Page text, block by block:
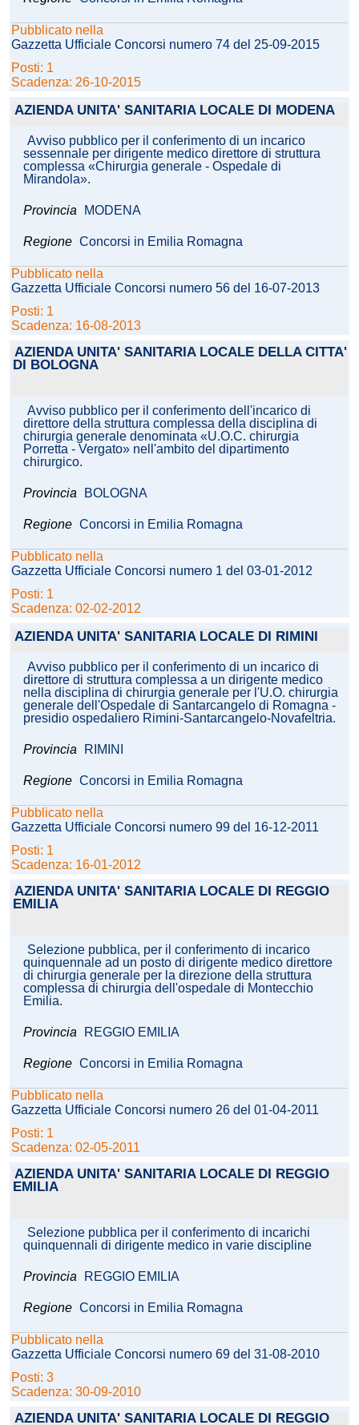
Pubblicato nella
Gazzetta Ufficiale Concorsi numero 74 del 25-09-2015
Posti: 1
Scadenza: 26-10-2015
AZIENDA UNITA' SANITARIA LOCALE DI MODENA
Avviso pubblico per il conferimento di un incarico
sessennale per dirigente medico direttore di struttura
complessa «Chirurgia generale - Ospedale di
Mirandola».
Provincia MODENA
Regione Concorsi in Emilia Romagna
Pubblicato nella
Gazzetta Ufficiale Concorsi numero 56 del 16-07-2013
Posti: 1
Scadenza: 16-08-2013
AZIENDA UNITA' SANITARIA LOCALE DELLA CITTA'
DI BOLOGNA
Avviso pubblico per il conferimento dell'incarico di
direttore della struttura complessa della disciplina di
chirurgia generale denominata «U.O.C. chirurgia
Porretta - Vergato» nell'ambito del dipartimento
chirurgico.
Provincia BOLOGNA
Regione Concorsi in Emilia Romagna
Pubblicato nella
Gazzetta Ufficiale Concorsi numero 1 del 03-01-2012
Posti: 1
Scadenza: 02-02-2012
AZIENDA UNITA' SANITARIA LOCALE DI RIMINI
Avviso pubblico per il conferimento di un incarico di
direttore di struttura complessa a un dirigente medico
nella disciplina di chirurgia generale per l'U.O. chirurgia
generale dell'Ospedale di Santarcangelo di Romagna -
presidio ospedaliero Rimini-Santarcangelo-Novafeltria.
Provincia RIMINI
Regione Concorsi in Emilia Romagna
Pubblicato nella
Gazzetta Ufficiale Concorsi numero 99 del 16-12-2011
Posti: 1
Scadenza: 16-01-2012
AZIENDA UNITA' SANITARIA LOCALE DI REGGIO
EMILIA
Selezione pubblica, per il conferimento di incarico
quinquennale ad un posto di dirigente medico direttore
di chirurgia generale per la direzione della struttura
complessa di chirurgia dell'ospedale di Montecchio
Emilia.
Provincia REGGIO EMILIA
Regione Concorsi in Emilia Romagna
Pubblicato nella
Gazzetta Ufficiale Concorsi numero 26 del 01-04-2011
Posti: 1
Scadenza: 02-05-2011
AZIENDA UNITA' SANITARIA LOCALE DI REGGIO
EMILIA
Selezione pubblica per il conferimento di incarichi
quinquennali di dirigente medico in varie discipline
Provincia REGGIO EMILIA
Regione Concorsi in Emilia Romagna
Pubblicato nella
Gazzetta Ufficiale Concorsi numero 69 del 31-08-2010
Posti: 3
Scadenza: 30-09-2010
AZIENDA UNITA' SANITARIA LOCALE DI REGGIO